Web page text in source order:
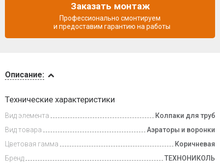
Доставка
и оплата
Описание:
Технические характеристики
Вид элемента
Колпаки для труб
Вид товара
Аэраторы и воронки
Цветовая гамма
Коричневая
Бренд
ТЕХНОНИКОЛЬ
Заказать монтаж
Профессионально смонтируем
и предоставим гарантию на работы